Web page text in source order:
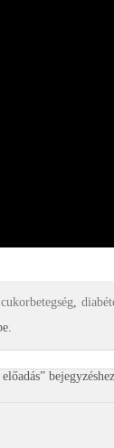
cukorbetegség
” bejegyzéshez